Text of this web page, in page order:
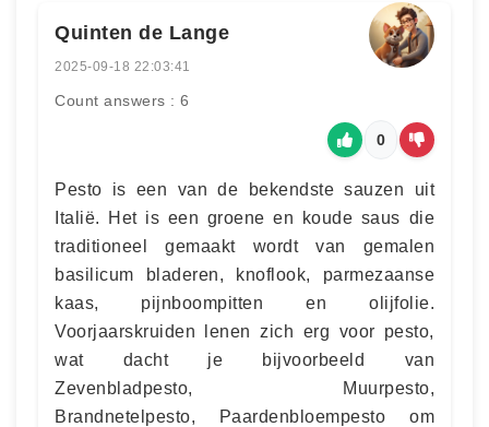
Quinten de Lange
2025-09-18 22:03:41
Count answers : 6
0
Pesto is een van de bekendste sauzen uit
Italië. Het is een groene en koude saus die
traditioneel gemaakt wordt van gemalen
basilicum bladeren, knoflook, parmezaanse
kaas, pijnboompitten en olijfolie.
Voorjaarskruiden lenen zich erg voor pesto,
wat dacht je bijvoorbeeld van
Zevenbladpesto, Muurpesto,
Brandnetelpesto, Paardenbloempesto om